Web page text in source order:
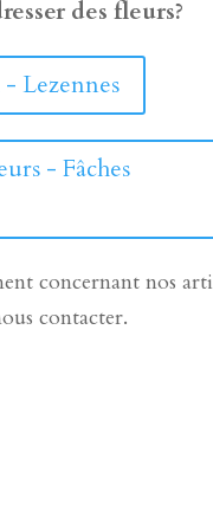
des fleurs?
Lezennes
- Fâches
concernant nos
contacter.